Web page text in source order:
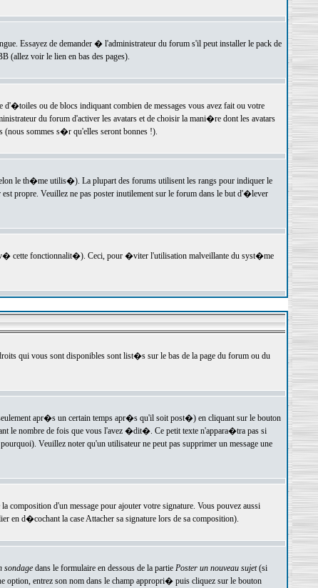
Essayez de demander � l'administrateur du forum s'il peut installer le pack de
(allez voir le lien en bas des pages).
ou de blocs indiquant combien de messages vous avez fait ou votre
du forum d'activer les avatars et de choisir la mani�re dont les avatars
(nous sommes s�r qu'elles seront bonnes !).
le th�me utilis�). La plupart des forums utilisent les rangs pour indiquer le
propre. Veuillez ne pas poster inutilement sur le forum dans le but d'�lever
cette fonctionnalit�). Ceci, pour �viter l'utilisation malveillante du syst�me
qui vous sont disponibles sont list�s sur le bas de la page du forum ou du
apr�s un certain temps apr�s qu'il soit post�) en cliquant sur le bouton
le nombre de fois que vous l'avez �dit�. Ce petit texte n'appara�tra pas si
Veuillez noter qu'un utilisateur ne peut pas supprimer un message une
composition d'un message pour ajouter votre signature. Vous pouvez aussi
en d�cochant la case Attacher sa signature lors de sa composition).
sondagedans le formulaire en dessous de la partie Poster un nouveau sujet(si
option, entrez son nom dans le champ appropri� puis cliquez sur le bouton